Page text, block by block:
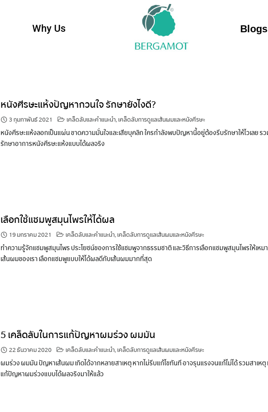
Why Us
Blogs
หนังศีรษะแห้งปัญหากวนใจ รักษายังไงดี?
3 กุมภาพันธ์ 2021 เคล็ดลับและคำแนะนำ,เคล็ดลับการดูแลเส้นผมและหนังศีรษะ
หนังศีรษะแห้งลอกเป็นแผ่น ขาดความมั่นใจและเสียบุคลิก ใครกำลังพบปัญหานี้อยู่ต้องรีบรักษาให้ไวเลย ร
รักษาอาการหนังศีรษะแห้งแบบได้ผลจริง
เลือกใช้แชมพูสมุนไพรให้ได้ผล
19 มกราคม 2021 เคล็ดลับและคำแนะนำ,เคล็ดลับการดูแลเส้นผมและหนังศีรษะ
ทำความรู้จักแชมพูสมุนไพร ประโยชน์ของการใช้แชมพูจากธรรมชาติ และวิธีการเลือกแชมพูสมุนไพรให้เหม
เส้นผมของเรา เลือกแชมพูแบบให้ได้ผลดีกับเส้นผมมากที่สุด
5 เคล็ดลับในการแก้ปัญหาผมร่วง ผมมัน
22 ธันวาคม 2020 เคล็ดลับและคำแนะนำ,เคล็ดลับการดูแลเส้นผมและหนังศีรษะ
ผมร่วง ผมมัน ปัญหาเส้นผม เกิดได้จากหลายสาเหตุ หากไม่รีบแก้ไขทันที อาจรุนแรงจนแก้ไม่ได้ รวมสาเหตุ
แก้ปัญหาผมร่วงแบบได้ผลจริงมาให้แล้ว